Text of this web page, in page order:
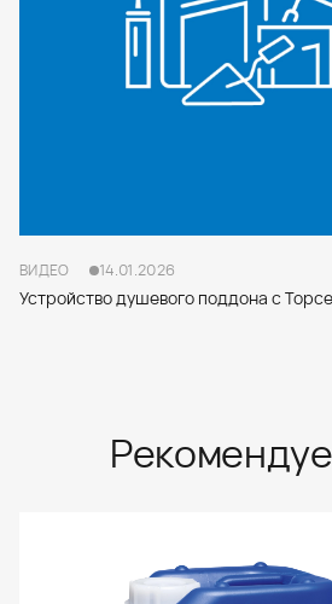
ВИДЕО 14.01.2026
Устройство душевого поддона с